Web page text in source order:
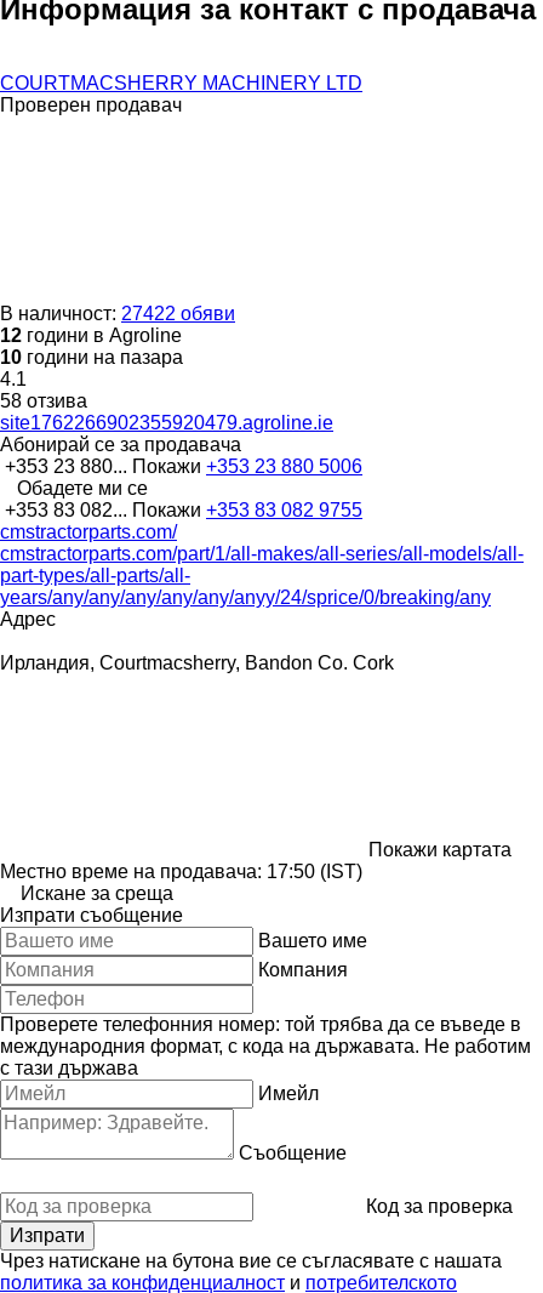
Информация за контакт с продавача
COURTMACSHERRY MACHINERY LTD
Проверен продавач
В наличност: 27422 обяви
12 години в Agroline
10 години на пазара
4.1
58 отзива
site1762266902355920479.agroline.ie
Абонирай се за продавача
+353 23 880... Покажи +353 23 880 5006
Обадете ми се
+353 83 082... Покажи +353 83 082 9755
cmstractorparts.com/
cmstractorparts.com/part/1/all-makes/all-series/all-models/all-
part-types/all-parts/all-
years/any/any/any/any/any/anyy/24/sprice/0/breaking/any
Адрес
Ирландия, Courtmacsherry, Bandon Co. Cork
Покажи картата
Местно време на продавача: 17:50 (IST)
Искане за среща
Изпрати съобщение
Вашето име
Компания
Проверете телефонния номер: той трябва да се въведе в
международния формат, с кода на държавата. Не работим
с тази държава
Имейл
Съобщение
Код за проверка
Чрез натискане на бутона вие се съгласявате с нашата
политика за конфиденциалност и потребителското